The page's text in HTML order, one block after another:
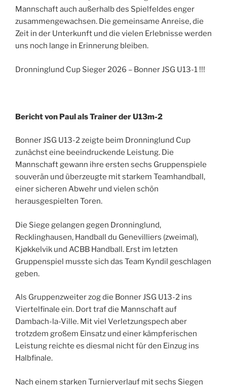
Mannschaft auch außerhalb des Spielfeldes enger
zusammengewachsen. Die gemeinsame Anreise, die
Zeit in der Unterkunft und die vielen Erlebnisse werden
uns noch lange in Erinnerung bleiben.
Dronninglund Cup Sieger 2026 – Bonner JSG U13-1 !!!
Bericht von Paul als Trainer der U13m-2
Bonner JSG U13-2 zeigte beim Dronninglund Cup
zunächst eine beeindruckende Leistung. Die
Mannschaft gewann ihre ersten sechs Gruppenspiele
souverän und überzeugte mit starkem Teamhandball,
einer sicheren Abwehr und vielen schön
herausgespielten Toren.
Die Siege gelangen gegen Dronninglund,
Recklinghausen, Handball du Genevilliers (zweimal),
Kjøkkelvik und ACBB Handball. Erst im letzten
Gruppenspiel musste sich das Team Kyndil geschlagen
geben.
Als Gruppenzweiter zog die Bonner JSG U13-2 ins
Viertelfinale ein. Dort traf die Mannschaft auf
Dambach-la-Ville. Mit viel Verletzungspech aber
trotzdem großem Einsatz und einer kämpferischen
Leistung reichte es diesmal nicht für den Einzug ins
Halbfinale.
Nach einem starken Turnierverlauf mit sechs Siegen